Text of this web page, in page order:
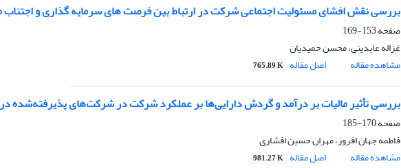
بررسی نقش افشای مسئولیت اجتماعی شرکت در ارتباط بین فرصت های سرمایه گذاری و اجتناب
صفحه153-169
غزاله عابدینی، محسن حمیدیان
مشاهده مقاله
اصل مقاله 765.89 K
بررسی تأثیر مالیات بر درآمد و گردش دارایی‌ها بر عملکرد شرکت در شرکت‌های پذیرفته‌شده در
صفحه170-185
فاطمه جهان افروز، مهران حسین افشاری
مشاهده مقاله
اصل مقاله 981.27 K